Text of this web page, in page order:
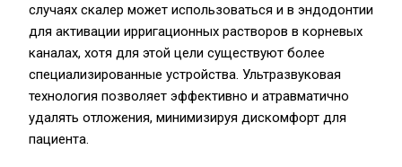
случаях скалер может использоваться и в эндодонтии
для активации ирригационных растворов в корневых
каналах, хотя для этой цели существуют более
специализированные устройства. Ультразвуковая
технология позволяет эффективно и атравматично
удалять отложения, минимизируя дискомфорт для
пациента.